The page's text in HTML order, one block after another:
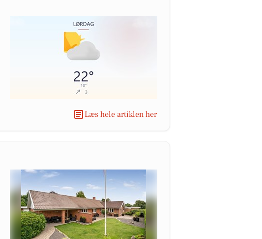
Læs hele artiklen her